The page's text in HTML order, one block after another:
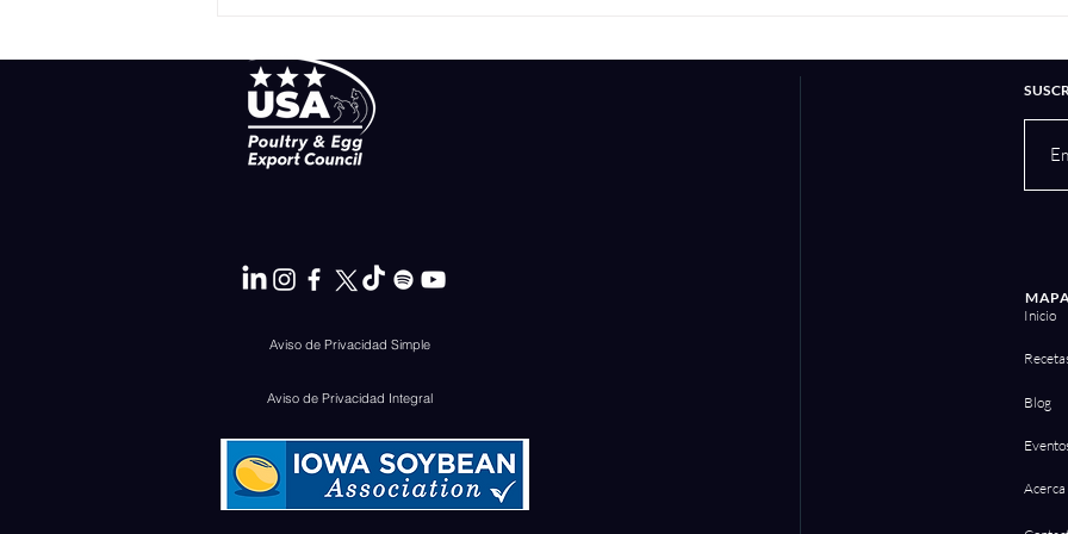
Aviso de Privacidad Simple
Aviso de Privacidad Integral
Inicio
Blog
Acerca